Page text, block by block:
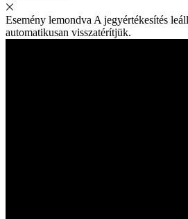
Esemény lemondva A jegyértékesítés
automatikusan visszatérítjük.